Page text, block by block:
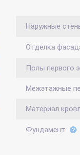
Наружные
Отделка
Полы первого
Межэтажные
Материал
Фундамент